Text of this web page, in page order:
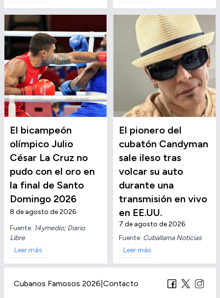
El bicampeón
olímpico Julio
César La Cruz no
pudo con el oro en
la final de Santo
Domingo 2026
8 de agosto de 2026
Fuente: 14ymedio; Diario
Libre
Leer más
El pionero del
cubatón Candyman
sale ileso tras
volcar su auto
durante una
transmisión en vivo
en EE.UU.
7 de agosto de 2026
Fuente: Cuballama Noticias
Leer más
Cubanos Famosos 2026 Contacto